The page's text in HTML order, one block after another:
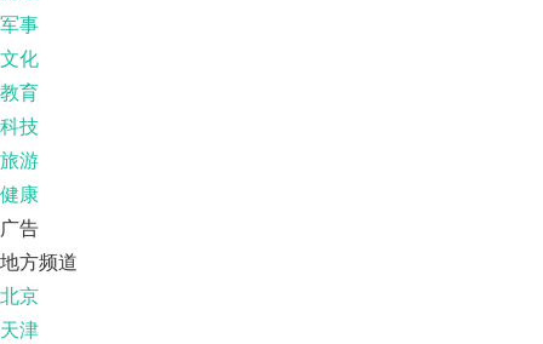
军事
文化
教育
科技
旅游
健康
广告
地方频道
北京
天津